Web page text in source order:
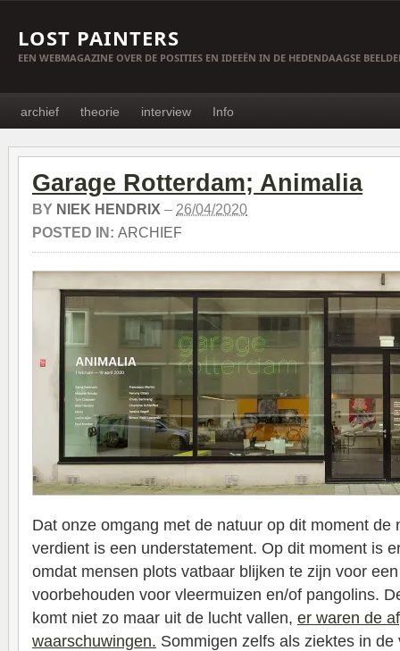
LOST PAINTERS
EEN WEBMAGAZINE OVER DE POSITIES EN IDEEËN IN DE HEDENDAAGSE
archief theorie interview Info
Garage Rotterdam; Animalia
BY NIEK HENDRIX – 26/04/2020
POSTED IN: ARCHIEF
Dat onze omgang met de natuur op dit moment de
verdient is een understatement. Op dit moment is
omdat mensen plots vatbaar blijken te zijn voor
voorbehouden voor vleermuizen en/of pangolins.
komt niet zo maar uit de lucht vallen, er waren de
waarschuwingen. Sommigen zelfs als ziektes in